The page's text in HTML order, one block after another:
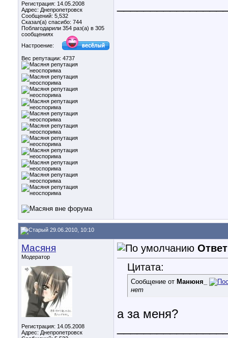
Регистрация: 14.05.2008
Адрес: Днепропетровск
Сообщений: 5,532
Сказал(а) спасибо: 744
Поблагодарили 354 раз(а) в 305
сообщениях
Настроение:
Вес репутации: 4737
29.06.2010, 10:10
Масяня
Модератор
Регистрация: 14.05.2008
Адрес: Днепропетровск
Цитата:
Сообщение от Манюня_
нет
а за меня?